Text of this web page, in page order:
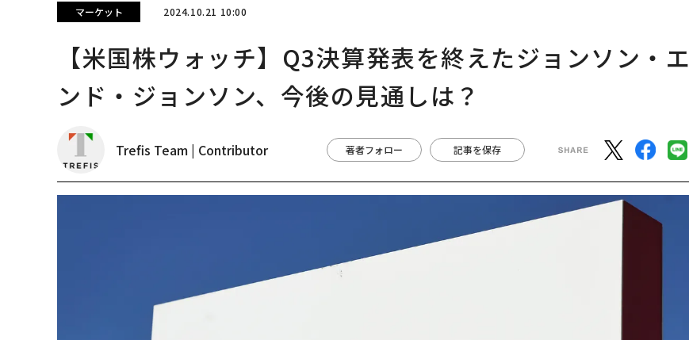
マーケット 2024.10.21 10:00
【米国株ウォッチ】Q3決算発表を終えたジョンソン・エ
ンド・ジョンソン、今後の見通しは？
Trefis Team | Contributor 著者フォロー 記事を保存